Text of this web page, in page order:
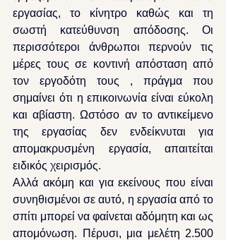
εργασίας, το κίνητρο καθώς και τη
σωστή κατεύθυνση απόδοσης. Οι
περισσότεροι άνθρωποι περνούν τις
μέρες τους σε κοντινή απόσταση από
τον εργοδότη τους , πράγμα που
σημαίνει ότι η επικοινωνία είναι εύκολη
και αβίαστη. Ωστόσο αν το αντικείμενο
της εργασίας δεν ενδείκνυται για
απομακρυσμένη εργασία, απαιτείται
ειδικός χειρισμός.
Αλλά ακόμη και για εκείνους που είναι
συνηθισμένοι σε αυτό, η εργασία από το
σπίτι μπορεί να φαίνεται αδόμητη και ως
απομόνωση. Πέρυσι, μια μελέτη 2.500